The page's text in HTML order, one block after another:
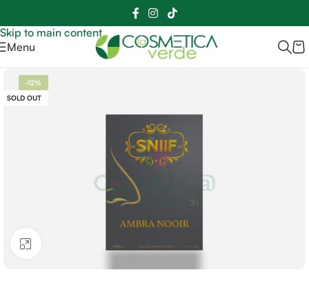
Skip to main content
Sei hai domande contattaci 📲3341056025 - 3886572748
Menu
-12%
SOLD OUT
Clicca per ingrandire